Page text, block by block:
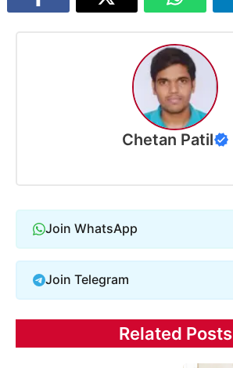
Chetan Patil
Join WhatsApp
Join Telegram
Related Posts